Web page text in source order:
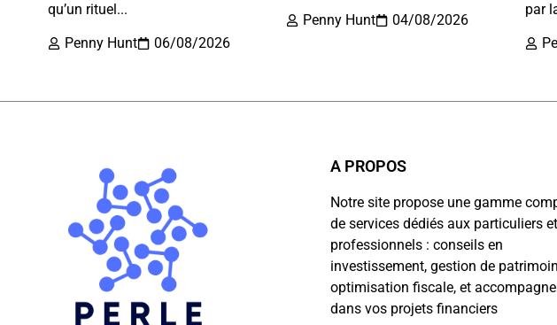
qu’un rituel...
Penny Hunt
06/08/2026
Penny Hunt
04/08/2026
par
A PROPOS
Notre site propose une gamme
de services dédiés aux particuliers
professionnels : conseils en
investissement, gestion de
optimisation fiscale, et
dans vos projets financiers